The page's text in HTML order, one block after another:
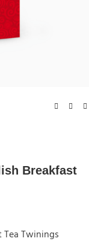
Breakfast
Twinings